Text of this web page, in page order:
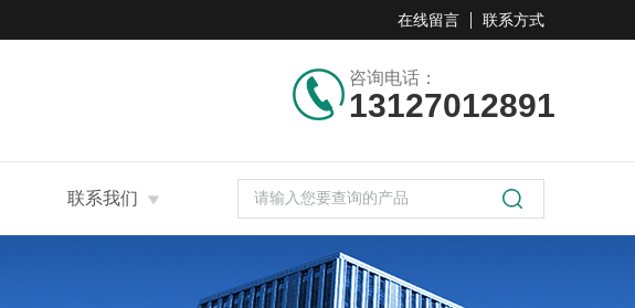
在线留言 联系方式
咨询电话：
13127012891
联系我们